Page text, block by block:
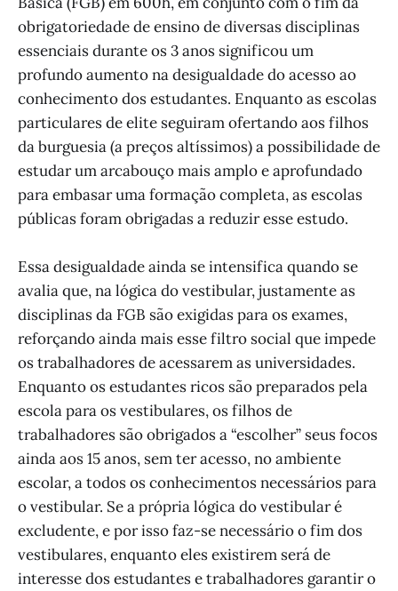
obrigatoriedade de ensino de diversas disciplinas
essenciais durante os 3 anos significou um
profundo aumento na desigualdade do acesso ao
conhecimento dos estudantes. Enquanto as escolas
particulares de elite seguiram ofertando aos filhos
da burguesia (a preços altíssimos) a possibilidade de
estudar um arcabouço mais amplo e aprofundado
para embasar uma formação completa, as escolas
públicas foram obrigadas a reduzir esse estudo.
Essa desigualdade ainda se intensifica quando se
avalia que, na lógica do vestibular, justamente as
disciplinas da FGB são exigidas para os exames,
reforçando ainda mais esse filtro social que impede
os trabalhadores de acessarem as universidades.
Enquanto os estudantes ricos são preparados pela
escola para os vestibulares, os filhos de
trabalhadores são obrigados a “escolher” seus focos
ainda aos 15 anos, sem ter acesso, no ambiente
escolar, a todos os conhecimentos necessários para
o vestibular. Se a própria lógica do vestibular é
excludente, e por isso faz-se necessário o fim dos
vestibulares, enquanto eles existirem será de
interesse dos estudantes e trabalhadores garantir o